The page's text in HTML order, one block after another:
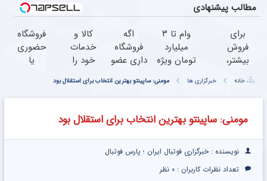
مطالب پیشنهادی
برای
فروش
بیشتر،
حالا
اقدام
کن (
ثبت
نام
کن )
وام تا ۳
میلیارد
تومان ویژه
فروشگاه‌های
آنلاین و
حضوری
اگه
فروشگاه
داری عضو
دیجی پی
شو ،
فروش رو
بالا ببر
کالا و
خدمات
خود را
صورت
اقساطی
بفروشید
فروشگاه
حضوری
یا
راحت
خدماتت
خانه خبرگزاری ها مومنی: ساپینتو بهترین انتخاب برای استقلال بود
مومنی: ساپینتو بهترین انتخاب برای استقلال بود
نویسنده : خبرگزاری فوتبال ایران ؛ پارس فوتبال
تعداد نظرات کاربران : ۰ نظر